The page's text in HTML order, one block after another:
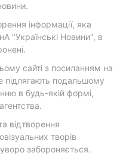
інформації, яка
"Українські Новини", в
сайті з посиланням на
підлягають подальшому
в будь-якій формі,
відтворення
творів
забороняється.